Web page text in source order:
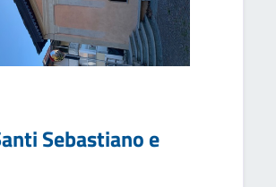
Sebastiano e